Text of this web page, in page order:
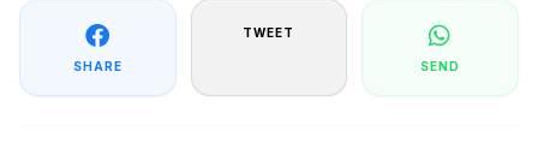
SHARE
TWEET
SEND